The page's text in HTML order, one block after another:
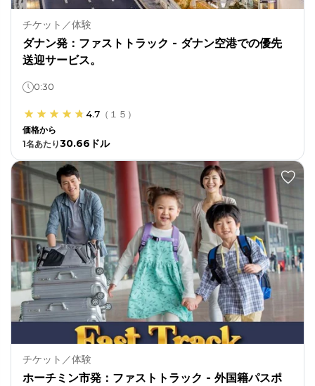
チケット／体験
ダナン発：ファストトラック - ダナン空港での優先
送迎サービス。
0:30
4.7 （ １５ ）
価格から
1名あたり30.66ドル
チケット／体験
ホーチミン市発：ファストトラック - 外国籍パスポ